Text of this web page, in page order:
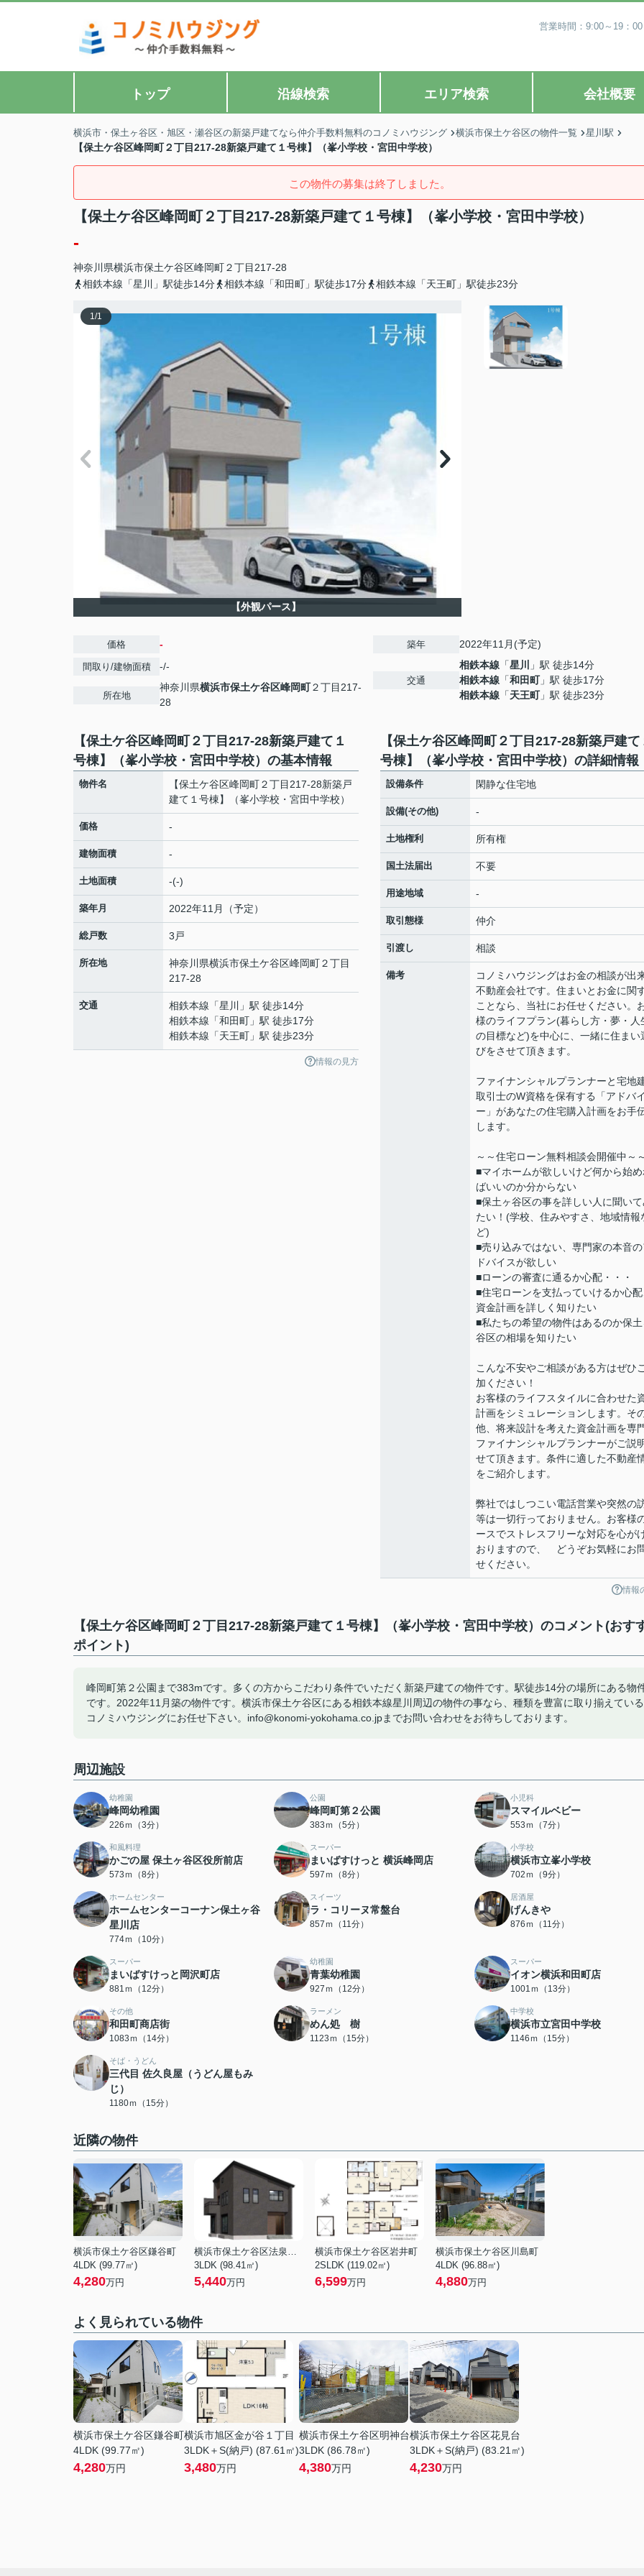
営業時間：9:00～19：
トップ 沿線検索 エリア検索 会社概要
横浜市・保土ヶ谷区・旭区・瀬谷区の新築戸建てなら仲介手数料無料のコノミハウジング 横浜市保土ケ谷区の物件一覧 星川駅
【保土ケ谷区峰岡町２丁目217-28新築戸建て１号棟】（峯小学校・宮田中学校）
この物件の募集は終了しました。
【保土ケ谷区峰岡町２丁目217-28新築戸建て１号棟】（峯小学校・宮田中学校）
-
神奈川県横浜市保土ケ谷区峰岡町２丁目217-28
相鉄本線「星川」駅徒歩14分
相鉄本線「和田町」駅徒歩17分 相鉄本線「天王町」駅徒歩23分
1/1
【外観パース】
価格 -
間取り/建物面積 -/-
所在地
神奈川県横浜市保土ケ谷区峰岡町２丁目217-
28
築年 2022年11月(予定)
交通
相鉄本線 「星川
」駅 徒歩14分
相鉄本線 「和田町」駅 徒歩17分
相鉄本線 「天王町」駅 徒歩23分
【保土ケ谷区峰岡町２丁目217-28新築戸建て１
号棟】（峯小学校・宮田中学校）の基本情報
物件名
【保土ケ谷区峰岡町２丁目217-28新築戸
建て１号棟】（峯小学校・宮田中学校）
価格 -
建物面積 -
土地面積 -(-)
築年月 2022年11月（予定）
総戸数 3戸
所在地 神奈川県横浜市保土ケ谷区峰岡町２丁目
217-28
交通 相鉄本線 「星川
」駅 徒歩14分
相鉄本線 「和田町 」駅 徒歩17分
相鉄本線 「天王町 」駅 徒歩23分
情報の見方
【保土ケ谷区峰岡町２丁目217-28新築戸建て
号棟】（峯小学校・宮田中学校）の詳細情報
設備条件 閑静な住宅地
設備(その他) -
土地権利 所有権
国土法届出 不要
用途地域 -
取引態様 仲介
引渡し 相談
備考
コノミハウジングはお金の相談が出
不動産会社です。住まいとお金に関
ことなら、当社にお任せください。
様のライフプラン(暮らし方・夢・人
の目標など)を中心に、一緒に住まい
びをさせて頂きます。
ファイナンシャルプランナーと宅地
取引士のW資格を保有する「アドバ
ー」があなたの住宅購入計画をお手
します。
～～住宅ローン無料相談会開催中
■マイホームが欲しいけど何から始
ばいいのか分からない
■保土ヶ谷区の事を詳しい人に聞い
たい！(学校、住みやすさ、地域情報
ど)
■売り込みではない、専門家の本音
ドバイスが欲しい
■ローンの審査に通るか心配・・・
■住宅ローンを支払っていけるか心
資金計画を詳しく知りたい
■私たちの希望の物件はあるのか保
谷区の相場を知りたい
こんな不安やご相談がある方はぜひ
加ください！
お客様のライフスタイルに合わせた
計画をシミュレーションします。そ
他、将来設計を考えた資金計画を専
ファイナンシャルプランナーがご説
せて頂きます。条件に適した不動産
をご紹介します。
弊社ではしつこい電話営業や突然の
等は一切行っておりません。お客様
ースでストレスフリーな対応を心が
おりますので、 どうぞお気軽にお
せください。
情報
【保土ケ谷区峰岡町２丁目217-28新築戸建て１号棟】（峯小学校・宮田中学校）のコメント(おす
ポイント)
峰岡町第２公園まで383mです。多くの方からこだわり条件でいただく新築戸建ての物件です。駅徒歩14分の場所にある物
です。2022年11月築の物件です。横浜市保土ケ谷区にある相鉄本線星川周辺の物件の事なら、種類を豊富に取り揃えている
コノミハウジングにお任せ下さい。info@konomi-yokohama.co.jpまでお問い合わせをお待ちしております。
周辺施設
幼稚園
峰岡幼稚園
226ｍ（3分）
公園
峰岡町第２公園
383ｍ（5分）
小児科
スマイルベビー
553ｍ（7分）
和風料理
かごの屋 保土ヶ谷区役所前店
573ｍ（8分）
スーパー
まいばすけっと 横浜峰岡店
597ｍ（8分）
小学校
横浜市立峯小学校
702ｍ（9分）
ホームセンター
ホームセンターコーナン保土ヶ谷
星川店
774ｍ（10分）
スイーツ
ラ・コリーヌ常盤台
857ｍ（11分）
居酒屋
げんきや
876ｍ（11分）
スーパー
まいばすけっと岡沢町店
881ｍ（12分）
幼稚園
青葉幼稚園
927ｍ（12分）
スーパー
イオン横浜和田町店
1001ｍ（13分）
その他
和田町商店街
1083ｍ（14分）
ラーメン
めん処 樹
1123ｍ（15分）
中学校
横浜市立宮田中学校
1146ｍ（15分）
そば・うどん
三代目 佐久良屋（うどん屋もみ
じ）
1180ｍ（15分）
近隣の物件
横浜市保土ケ谷区鎌谷町
4LDK (99.77㎡)
4,280万円
横浜市保土ケ谷区法泉２丁目
3LDK (98.41㎡)
5,440万円
横浜市保土ケ谷区岩井町
2SLDK (119.02㎡)
6,599万円
横浜市保土ケ谷区川島町
4LDK (96.88㎡)
4,880万円
よく見られている物件
横浜市保土ケ谷区鎌谷町
4LDK (99.77㎡)
4,280万円
横浜市旭区金が谷１丁目
3LDK＋S(納戸) (87.61㎡)
3,480万円
横浜市保土ケ谷区明神台
3LDK (86.78㎡)
4,380万円
横浜市保土ケ谷区花見台
3LDK＋S(納戸) (83.21㎡)
4,230万円